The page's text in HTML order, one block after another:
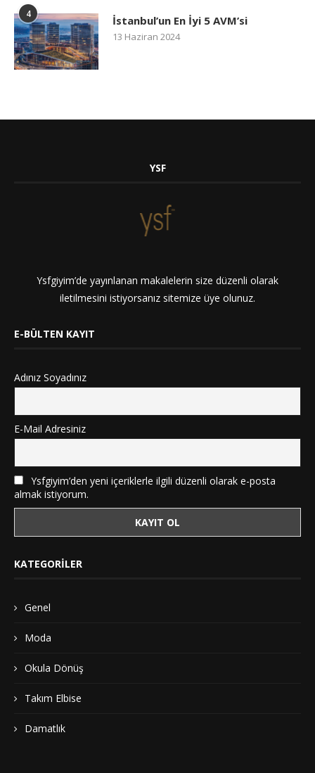
4 İstanbul’un En İyi 5 AVM’si
13 Haziran 2024
YSF
Ysfgiyim’de yayınlanan makalelerin size düzenli olarak
iletilmesini istiyorsanız sitemize üye olunuz.
E-BÜLTEN KAYIT
Adınız Soyadınız
E-Mail Adresiniz
Ysfgiyim’den yeni içeriklerle ilgili düzenli olarak e-posta
almak istiyorum.
KATEGORILER
Genel
Moda
Okula Dönüş
Takım Elbise
Damatlık